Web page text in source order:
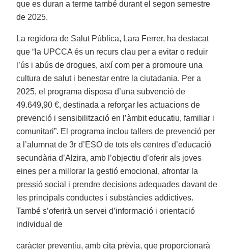
que es duran a terme també durant el segon semestre
de 2025.
La regidora de Salut Pública, Lara Ferrer, ha destacat
que “la UPCCA és un recurs clau per a evitar o reduir
l’ús i abús de drogues, així com per a promoure una
cultura de salut i benestar entre la ciutadania. Per a
2025, el programa disposa d’una subvenció de
49.649,90 €, destinada a reforçar les actuacions de
prevenció i sensibilització en l’àmbit educatiu, familiar i
comunitari”. El programa inclou tallers de prevenció per
a l’alumnat de 3r d’ESO de tots els centres d’educació
secundària d’Alzira, amb l’objectiu d’oferir als joves
eines per a millorar la gestió emocional, afrontar la
pressió social i prendre decisions adequades davant de
les principals conductes i substàncies addictives.
També s’oferirà un servei d’informació i orientació
individual de
caràcter preventiu, amb cita prèvia, que proporcionarà